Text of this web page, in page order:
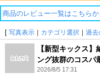
商品のレビュー一覧はこちらか
[ 写真表示 ｜ カテゴリ選択 ｜ 過去
【新型キックス
ング抜群のコスパ
2026/8/5 17:31